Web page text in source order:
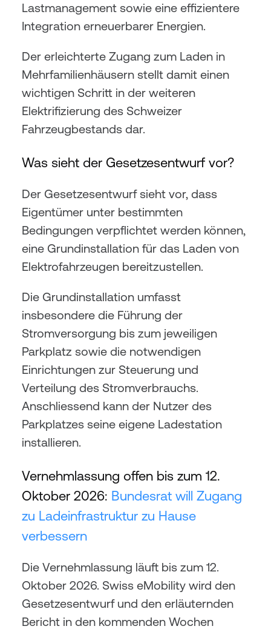
Lastmanagement sowie eine effizientere
Integration erneuerbarer Energien.
Der erleichterte Zugang zum Laden in
Mehrfamilienhäusern stellt damit einen
wichtigen Schritt in der weiteren
Elektrifizierung des Schweizer
Fahrzeugbestands dar.
Was sieht der Gesetzesentwurf vor?
Der Gesetzesentwurf sieht vor, dass
Eigentümer unter bestimmten
Bedingungen verpflichtet werden können,
eine Grundinstallation für das Laden von
Elektrofahrzeugen bereitzustellen.
Die Grundinstallation umfasst
insbesondere die Führung der
Stromversorgung bis zum jeweiligen
Parkplatz sowie die notwendigen
Einrichtungen zur Steuerung und
Verteilung des Stromverbrauchs.
Anschliessend kann der Nutzer des
Parkplatzes seine eigene Ladestation
installieren.
Vernehmlassung offen bis zum 12.
Oktober 2026: Bundesrat will Zugang
zu Ladeinfrastruktur zu Hause
verbessern
Die Vernehmlassung läuft bis zum 12.
Oktober 2026. Swiss eMobility wird den
Gesetzesentwurf und den erläuternden
Bericht in den kommenden Wochen